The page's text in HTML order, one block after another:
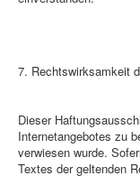
7. Rechtswirksamkeit
Dieser
Internetangebotes zu
verwiesen wurde.
Textes der geltenden